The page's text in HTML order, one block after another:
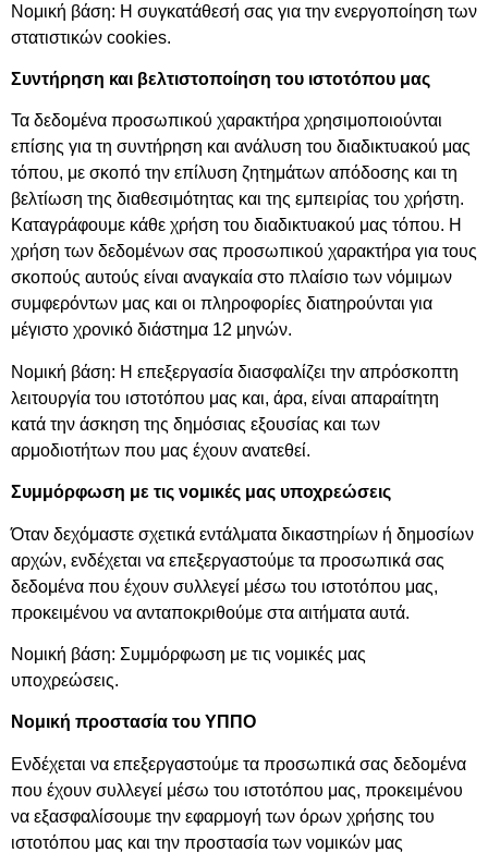
Νομική βάση: Η συγκατάθεσή σας για την ενεργοποίηση των
στατιστικών cookies.
Συντήρηση και βελτιστοποίηση του ιστοτόπου μας
Τα δεδομένα προσωπικού χαρακτήρα χρησιμοποιούνται
επίσης για τη συντήρηση και ανάλυση του διαδικτυακού μας
τόπου, με σκοπό την επίλυση ζητημάτων απόδοσης και τη
βελτίωση της διαθεσιμότητας και της εμπειρίας του χρήστη.
Καταγράφουμε κάθε χρήση του διαδικτυακού μας τόπου. Η
χρήση των δεδομένων σας προσωπικού χαρακτήρα για τους
σκοπούς αυτούς είναι αναγκαία στο πλαίσιο των νόμιμων
συμφερόντων μας και οι πληροφορίες διατηρούνται για
μέγιστο χρονικό διάστημα 12 μηνών.
Νομική βάση: Η επεξεργασία διασφαλίζει την απρόσκοπτη
λειτουργία του ιστοτόπου μας και, άρα, είναι απαραίτητη
κατά την άσκηση της δημόσιας εξουσίας και των
αρμοδιοτήτων που μας έχουν ανατεθεί.
Συμμόρφωση με τις νομικές μας υποχρεώσεις
Όταν δεχόμαστε σχετικά εντάλματα δικαστηρίων ή δημοσίων
αρχών, ενδέχεται να επεξεργαστούμε τα προσωπικά σας
δεδομένα που έχουν συλλεγεί μέσω του ιστοτόπου μας,
προκειμένου να ανταποκριθούμε στα αιτήματα αυτά.
Νομική βάση: Συμμόρφωση με τις νομικές μας
υποχρεώσεις.
Νομική προστασία του ΥΠΠΟ
Ενδέχεται να επεξεργαστούμε τα προσωπικά σας δεδομένα
που έχουν συλλεγεί μέσω του ιστοτόπου μας, προκειμένου
να εξασφαλίσουμε την εφαρμογή των όρων χρήσης του
ιστοτόπου μας και την προστασία των νομικών μας